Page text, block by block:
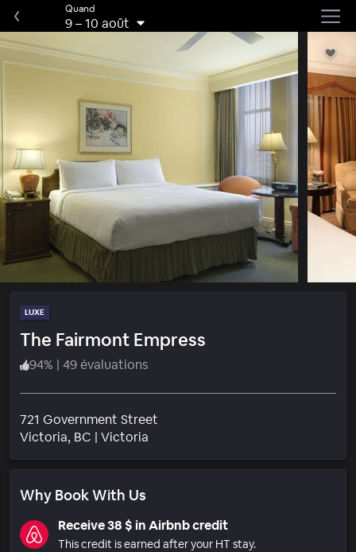
Quand
9–10 août
LUXE
The Fairmont Empress
94% | 49 évaluations
721 Government Street
Victoria, BC | Victoria
Why Book With Us
Receive 38 $ in Airbnb credit
This credit is earned after your HT stay.